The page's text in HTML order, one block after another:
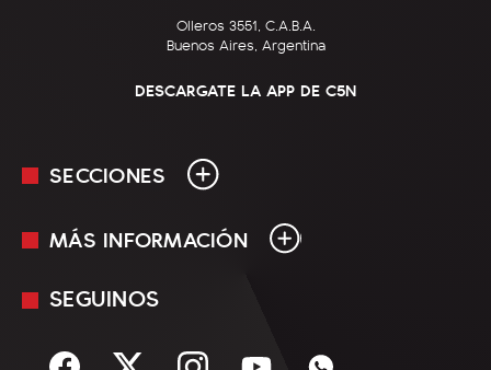
Olleros 3551, C.A.B.A.
Buenos Aires, Argentina
DESCARGATE LA APP DE C5N
SECCIONES
En Vivo
Sociedad
MÁS INFORMACIÓN
Mediakit
Términos y condiciones
SEGUINOS